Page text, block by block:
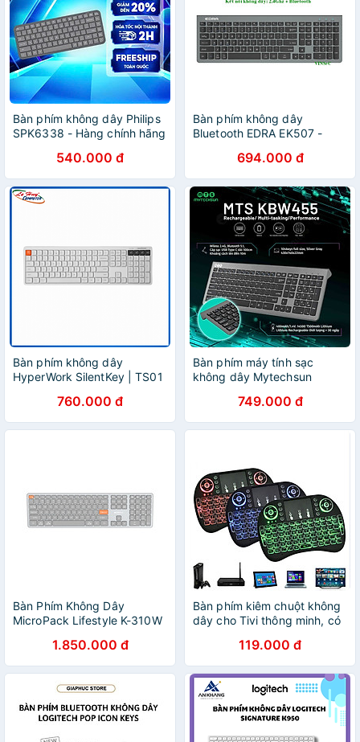
Bàn phím không dây Philips
SPK6338 - Hàng chính hãng
540.000 đ
Bàn phím không dây
Bluetooth EDRA EK507 -
694.000 đ
Bàn phím không dây
HyperWork SilentKey | TS01
Kèm Bộ Vệ Sinh 4 Món
760.000 đ
Bàn phím máy tính sạc
không dây Mytechsun
749.000 đ
Bàn Phím Không Dây
MicroPack Lifestyle K-310W
Mỏng Thiết Kế Bằng Nhôm
Hoàn Thiện Cao Cấp Hàng
Chính Hãng
1.850.000 đ
Bàn phím kiêm chuột không
dây cho Tivi thông minh, có
Hàng chính hãng / Hàng
nhập khẩu
119.000 đ